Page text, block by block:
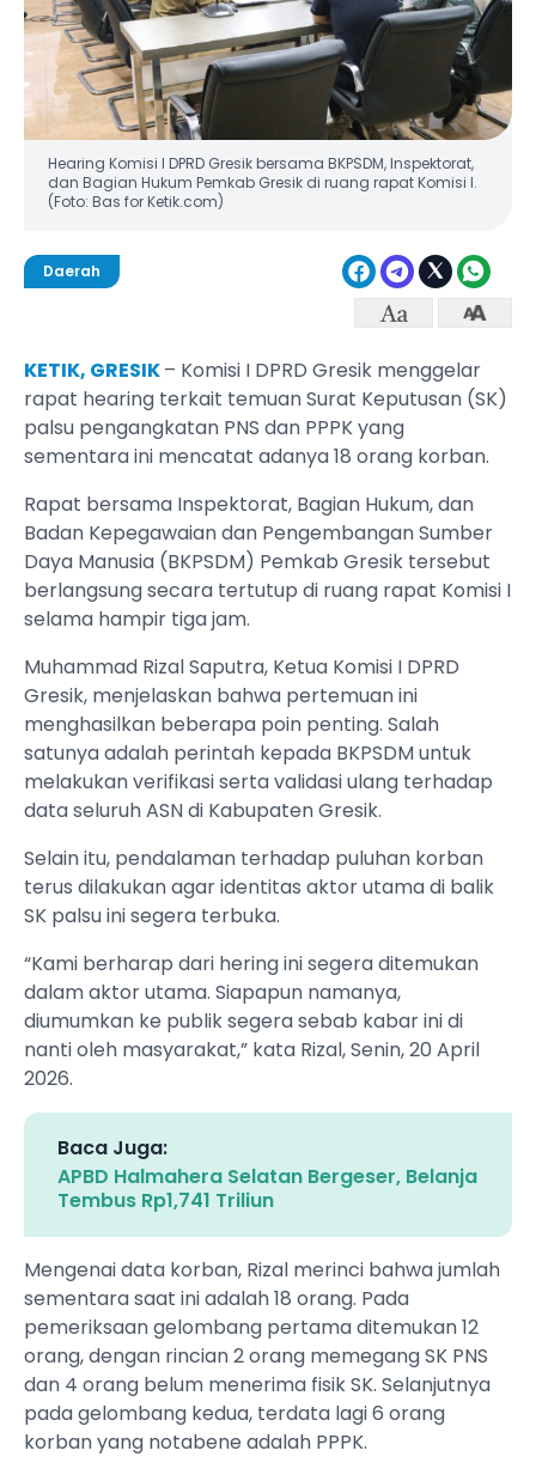
Hearing Komisi I DPRD Gresik bersama BKPSDM, Inspektorat,
dan Bagian Hukum Pemkab Gresik di ruang rapat Komisi I.
(Foto: Bas for Ketik.com)
Daerah
KETIK, GRESIK– Komisi I DPRD Gresik menggelar
rapat hearing terkait temuan Surat Keputusan (SK)
palsu pengangkatan PNS dan PPPK yang
sementara ini mencatat adanya 18 orang korban.
Rapat bersama Inspektorat, Bagian Hukum, dan
Badan Kepegawaian dan Pengembangan Sumber
Daya Manusia (BKPSDM) Pemkab Gresik tersebut
berlangsung secara tertutup di ruang rapat Komisi I
selama hampir tiga jam.
​Muhammad Rizal Saputra, Ketua Komisi I DPRD
Gresik, menjelaskan bahwa pertemuan ini
menghasilkan beberapa poin penting. Salah
satunya adalah perintah kepada BKPSDM untuk
melakukan verifikasi serta validasi ulang terhadap
data seluruh ASN di Kabupaten Gresik.
Selain itu, pendalaman terhadap puluhan korban
terus dilakukan agar identitas aktor utama di balik
SK palsu ini segera terbuka.
​“Kami berharap dari hering ini segera ditemukan
dalam aktor utama. Siapapun namanya,
diumumkan ke publik segera sebab kabar ini di
nanti oleh masyarakat,” kata Rizal, Senin, 20 April
2026.
Baca Juga:
APBD Halmahera Selatan Bergeser, Belanja
Tembus Rp1,741 Triliun
​Mengenai data korban, Rizal merinci bahwa jumlah
sementara saat ini adalah 18 orang. Pada
pemeriksaan gelombang pertama ditemukan 12
orang, dengan rincian 2 orang memegang SK PNS
dan 4 orang belum menerima fisik SK. Selanjutnya
pada gelombang kedua, terdata lagi 6 orang
korban yang notabene adalah PPPK.